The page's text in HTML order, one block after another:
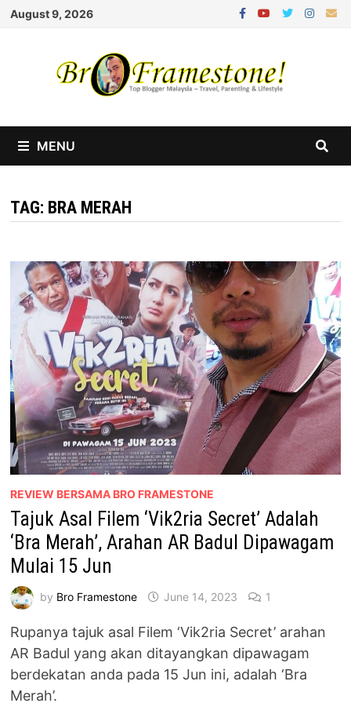
Skip
August 9, 2026
MENU
TAG: BRA MERAH
REVIEW BERSAMA BRO FRAMESTONE
Tajuk Asal Filem ‘Vik2ria Secret’ Adalah
‘Bra Merah’, Arahan AR Badul Dipawagam
Mulai 15 Jun
by Bro Framestone June 14, 2023 1
Rupanya tajuk asal Filem ‘Vik2ria Secret’ arahan
AR Badul yang akan ditayangkan dipawagam
berdekatan anda pada 15 Jun ini, adalah ‘Bra
Merah’.